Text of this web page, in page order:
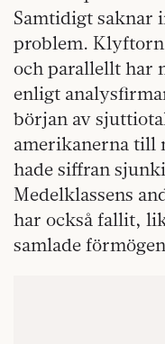
Samtidigt saknar
problem.
och parallellt har
enligt
början av
amerikanerna till
hade siffran
Medelklassens
har också fallit,
samlade